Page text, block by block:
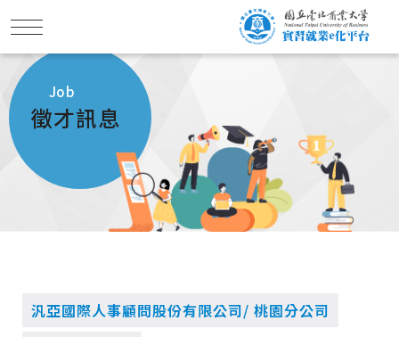
Job
徵才訊息
汎亞國際人事顧問股份有限公司/ 桃園分公司